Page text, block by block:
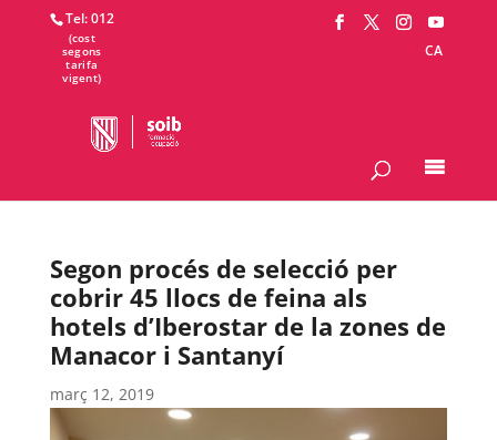
Tel: 012
CA
Segon procés de selecció per
cobrir 45 llocs de feina als
hotels d’Iberostar de la zones de
Manacor i Santanyí
març 12, 2019